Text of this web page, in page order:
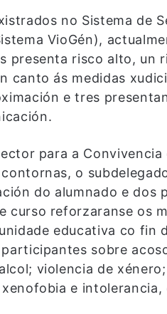
no Sistema de
VioGén),
presenta risco alto, un
canto ás medidas
e tres
para a
o
do alumnado e dos
curso reforzaranse os
educativa co fin
sobre
violencia de
e